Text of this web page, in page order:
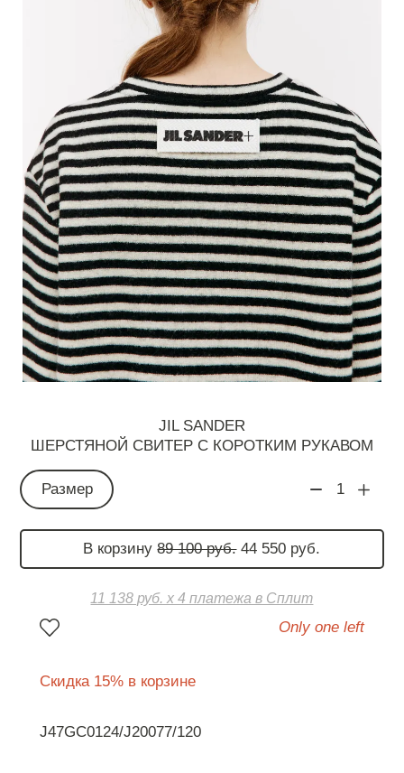
JIL SANDER
ШЕРСТЯНОЙ СВИТЕР С КОРОТКИМ РУКАВОМ
Размер 1
В корзину89 100 руб.44 550 руб.
11 138 руб. х 4 платежа в Сплит
Only one left
Скидка 15% в корзине
J47GC0124/J20077/120